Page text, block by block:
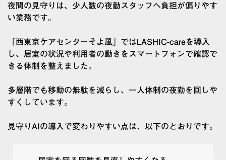
夜間の見守りは、少人数の夜勤スタッフへ負担が偏りやす
い業務です。
「西東京ケアセンターそよ風」ではLASHIC-careを導入
し、居室の状況や利用者の動きをスマートフォンで確認で
きる体制を整えました。
多層階でも移動の無駄を減らし、一人体制の夜勤を回しや
すくしています。
見守りAIの導入で変わりやすい点は、以下のとおりです。